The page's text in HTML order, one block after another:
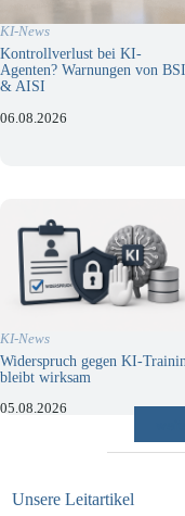
KI-News
Kontrollverlust bei KI-
Agenten? Warnungen von BSI
& AISI
06.08.2026
KI-News
Widerspruch gegen KI-
bleibt wirksam
05.08.2026
Unsere Leitartikel